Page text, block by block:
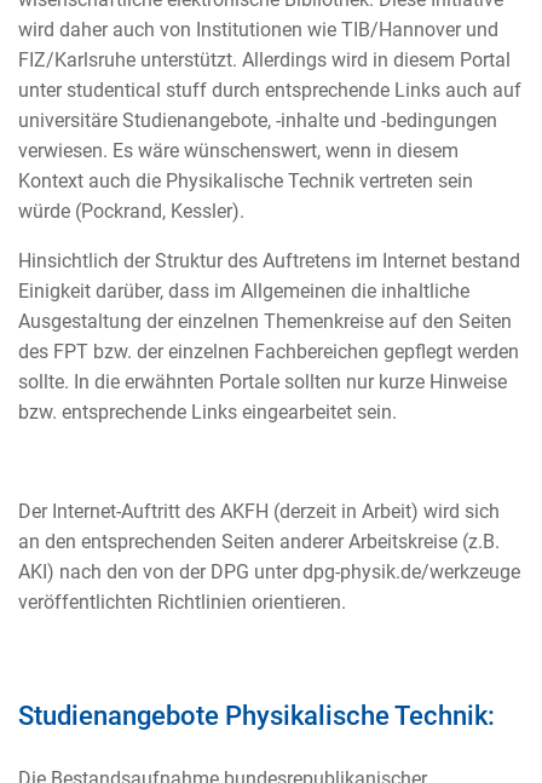
wird daher auch von Institutionen wie TIB/Hannover und
FIZ/Karlsruhe unterstützt. Allerdings wird in diesem Portal
unter studentical stuff durch entsprechende Links auch auf
universitäre Studienangebote, -inhalte und -bedingungen
verwiesen. Es wäre wünschenswert, wenn in diesem
Kontext auch die Physikalische Technik vertreten sein
würde (Pockrand, Kessler).
Hinsichtlich der Struktur des Auftretens im Internet bestand
Einigkeit darüber, dass im Allgemeinen die inhaltliche
Ausgestaltung der einzelnen Themenkreise auf den Seiten
des FPT bzw. der einzelnen Fachbereichen gepflegt werden
sollte. In die erwähnten Portale sollten nur kurze Hinweise
bzw. entsprechende Links eingearbeitet sein.
Der Internet-Auftritt des AKFH (derzeit in Arbeit) wird sich
an den entsprechenden Seiten anderer Arbeitskreise (z.B.
AKI) nach den von der DPG unter dpg-physik.de/werkzeuge
veröffentlichten Richtlinien orientieren.
Studienangebote Physikalische Technik: